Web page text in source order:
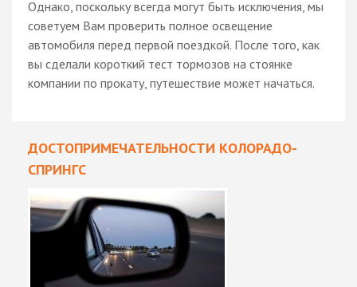
Однако, поскольку всегда могут быть исключения, мы
советуем Вам проверить полное освещение
автомобиля перед первой поездкой. После того, как
вы сделали короткий тест тормозов на стоянке
компании по прокату, путешествие может начаться.
ДОСТОПРИМЕЧАТЕЛЬНОСТИ КОЛОРАДО-
СПРИНГС